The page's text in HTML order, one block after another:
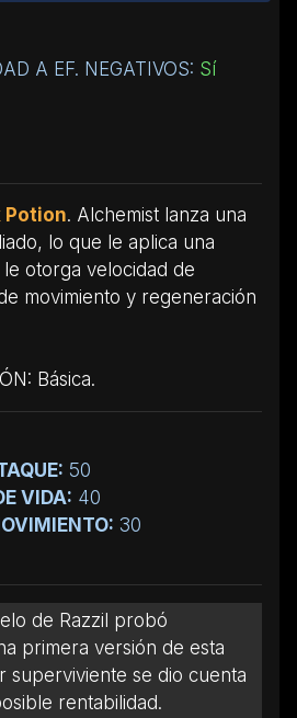
A EF. NEGATIVOS: Sí
Potion. Alchemist lanza una
lo que le aplica una
otorga velocidad de
movimiento y regeneración
Básica.
50
VIDA: 40
30
de Razzil probó
primera versión de esta
superviviente se dio cuenta
rentabilidad.